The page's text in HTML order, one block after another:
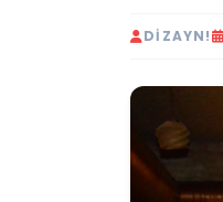
DIZAYN!